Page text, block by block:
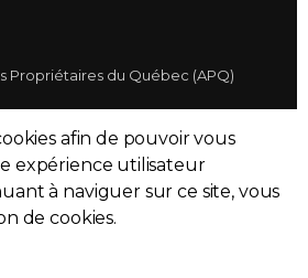
Propriétaires du Québec (APQ)
afin de pouvoir vous
expérience utilisateur
à naviguer sur ce site, vous
de cookies.